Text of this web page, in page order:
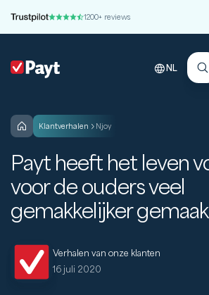
1200+ reviews
NL
klantverhalen Njoy
Payt heeft het leven
voor de ouders veel
gemakkelijker
Verhalen van onze klanten
16 juli 2020